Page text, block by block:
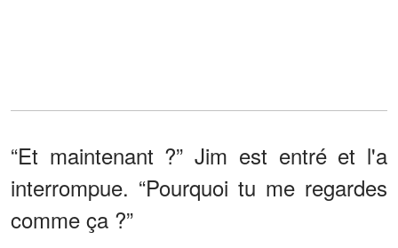
“Et maintenant ?” Jim est entré et l'a
interrompue. “Pourquoi tu me regardes
comme ça ?”